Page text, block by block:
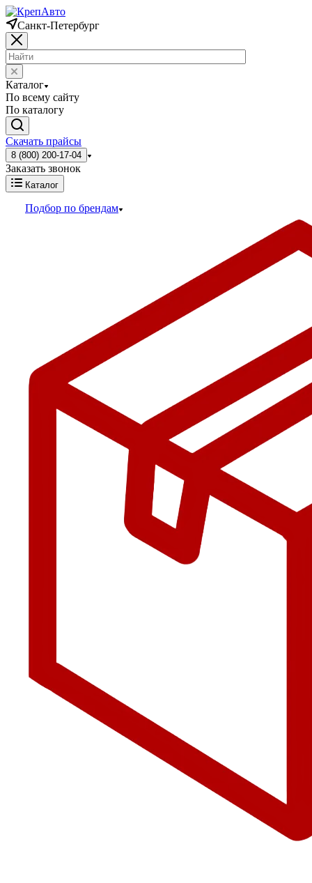
Санкт-Петербург
Каталог
По всему сайту
По каталогу
Скачать прайсы
8 (800) 200-17-04
Заказать звонок
Каталог
Подбор по брендам